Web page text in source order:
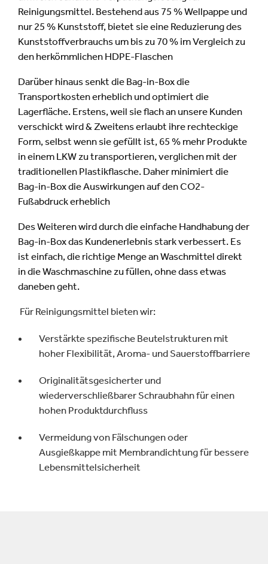
Reinigungsmittel. Bestehend aus 75 % Wellpappe und
nur 25 % Kunststoff, bietet sie eine Reduzierung des
Kunststoffverbrauchs um bis zu 70 % im Vergleich zu
den herkömmlichen HDPE-Flaschen
Darüber hinaus senkt die Bag-in-Box die
Transportkosten erheblich und optimiert die
Lagerfläche. Erstens, weil sie flach an unsere Kunden
verschickt wird & Zweitens erlaubt ihre rechteckige
Form, selbst wenn sie gefüllt ist, 65 % mehr Produkte
in einem LKW zu transportieren, verglichen mit der
traditionellen Plastikflasche. Daher minimiert die
Bag-in-Box die Auswirkungen auf den CO2-
Fußabdruck erheblich
Des Weiteren wird durch die einfache Handhabung der
Bag-in-Box das Kundenerlebnis stark verbessert. Es
ist einfach, die richtige Menge an Waschmittel direkt
in die Waschmaschine zu füllen, ohne dass etwas
daneben geht.
Für Reinigungsmittel bieten wir:
Verstärkte spezifische Beutelstrukturen mit
hoher Flexibilität, Aroma- und Sauerstoffbarriere
Originalitätsgesicherter und
wiederverschließbarer Schraubhahn für einen
hohen Produktdurchfluss
Vermeidung von Fälschungen oder
Ausgießkappe mit Membrandichtung für bessere
Lebensmittelsicherheit